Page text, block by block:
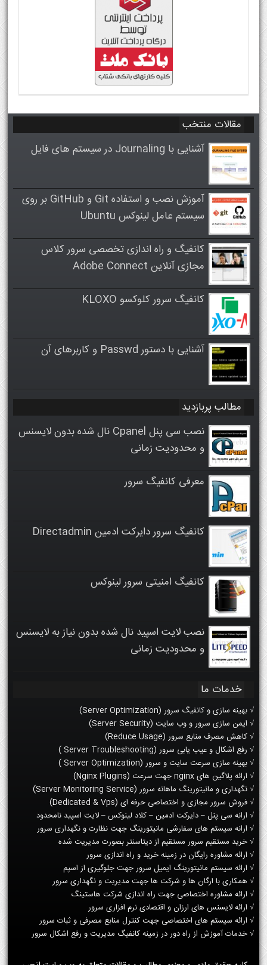
مقالات منتخب
آشنایی با Journaling در سیستم های فایل
آموزش نصب و استفاده Git و GitHub بر روی
سیستم عامل لینوکس Ubuntu
کانفیگ و راه اندازی تخصصی سرور کلاس
مجازی آنلاین Adobe Connect
کانفیگ سرور کلوکسو KLOXO
آشنایی با دستور Passwd و کاربرهای آن
مطالب پربازدید
نصب سی پنل Cpanel نال شده بدون لایسنس
و محدودیت زمانی
معرفی کانفیگ سرور
کانفیگ سرور دایرکت ادمین Directadmin
کانفیگ امنیتی سرور لینوکس
نصب لایت اسپید نال شده بدون نیاز به لایسنس
و محدودیت زمانی
خدمات ما
√ بهینه سازی و کانفیگ سرور (Server Optimization)
√ ایمن سازی سرور و وب سایت (Server Security)
√ کاهش مصرف منابع سرور (Reduce Usage)
√ رفع اشکال و عیب یابی سرور (Server Troubleshooting )
√ بهینه سازی سرعت سایت و سرور (Server Optimization )
√ ارائه پلاگین های nginx جهت سرعت (Nginx Plugins)
√ نگهداری و مانیتورینگ ماهانه سرور (Server Monitoring Service)
√ فروش سرور مجازی و اختصاصی حرفه ای (Dedicated & Vps)
√ ارانه سی پنل – دایرکت ادمین – کلاد لینوکس – لایت اسپید نامحدود
√ ارانه سیستم های سفارشی مانیتورینگ جهت نظارت و نگهداری سرور
√ خرید مستقیم سرور مستقیم از دیتاسنتر بصورت مدیریت شده
√ ارائه مشاوره رایگان در زمینه خرید و راه اندازی سرور
√ ارائه سیستم مانیتورینگ ایمیل سرور جهت جلوگیری از اسپم
√ همکاری با ارگان ها و شرکت ها جهت مدیریت و نگهداری سرور
√ ارائه مشاوره اختصاصی جهت راه اندازی شرکت هاستینگ
√ ارائه لایسنس های ارزان و اقتصادی نرم افزاری سرور
√ ارائه سیستم های اختصاصی جهت کنترل منابع مصرفی و ثبات سرور
√ خدمات آموزش از راه دور در زمینه کانفیگ مدیریت و رفع اشکال سرور